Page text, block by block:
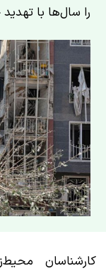
را سال‌ها با
کارشناسان